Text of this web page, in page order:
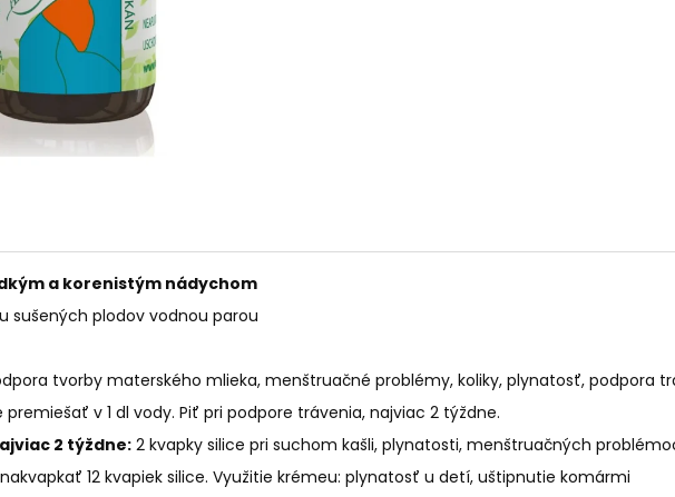
a korenistým nádychom
sušených plodov vodnou parou
tvorby materského mlieka, menštruačné problémy, koliky, plynatosť, podpora
premiešať v 1 dl vody. Piť pri podpore trávenia, najviac 2 týždne.
2 týždne: 2 kvapky silice pri suchom kašli, plynatosti, menštruačných
12 kvapiek silice. Využitie krémeu: plynatosť u detí, uštipnutie komármi